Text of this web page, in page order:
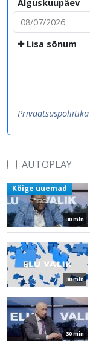
Alguskuupäev
Lisa sõnum
Privaatsuspoliitika
AUTOPLAY
30 min
Kõige uuemad
30 min
30 min